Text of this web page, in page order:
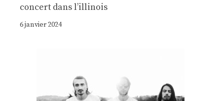
concert dans l’illinois
6 janvier 2024